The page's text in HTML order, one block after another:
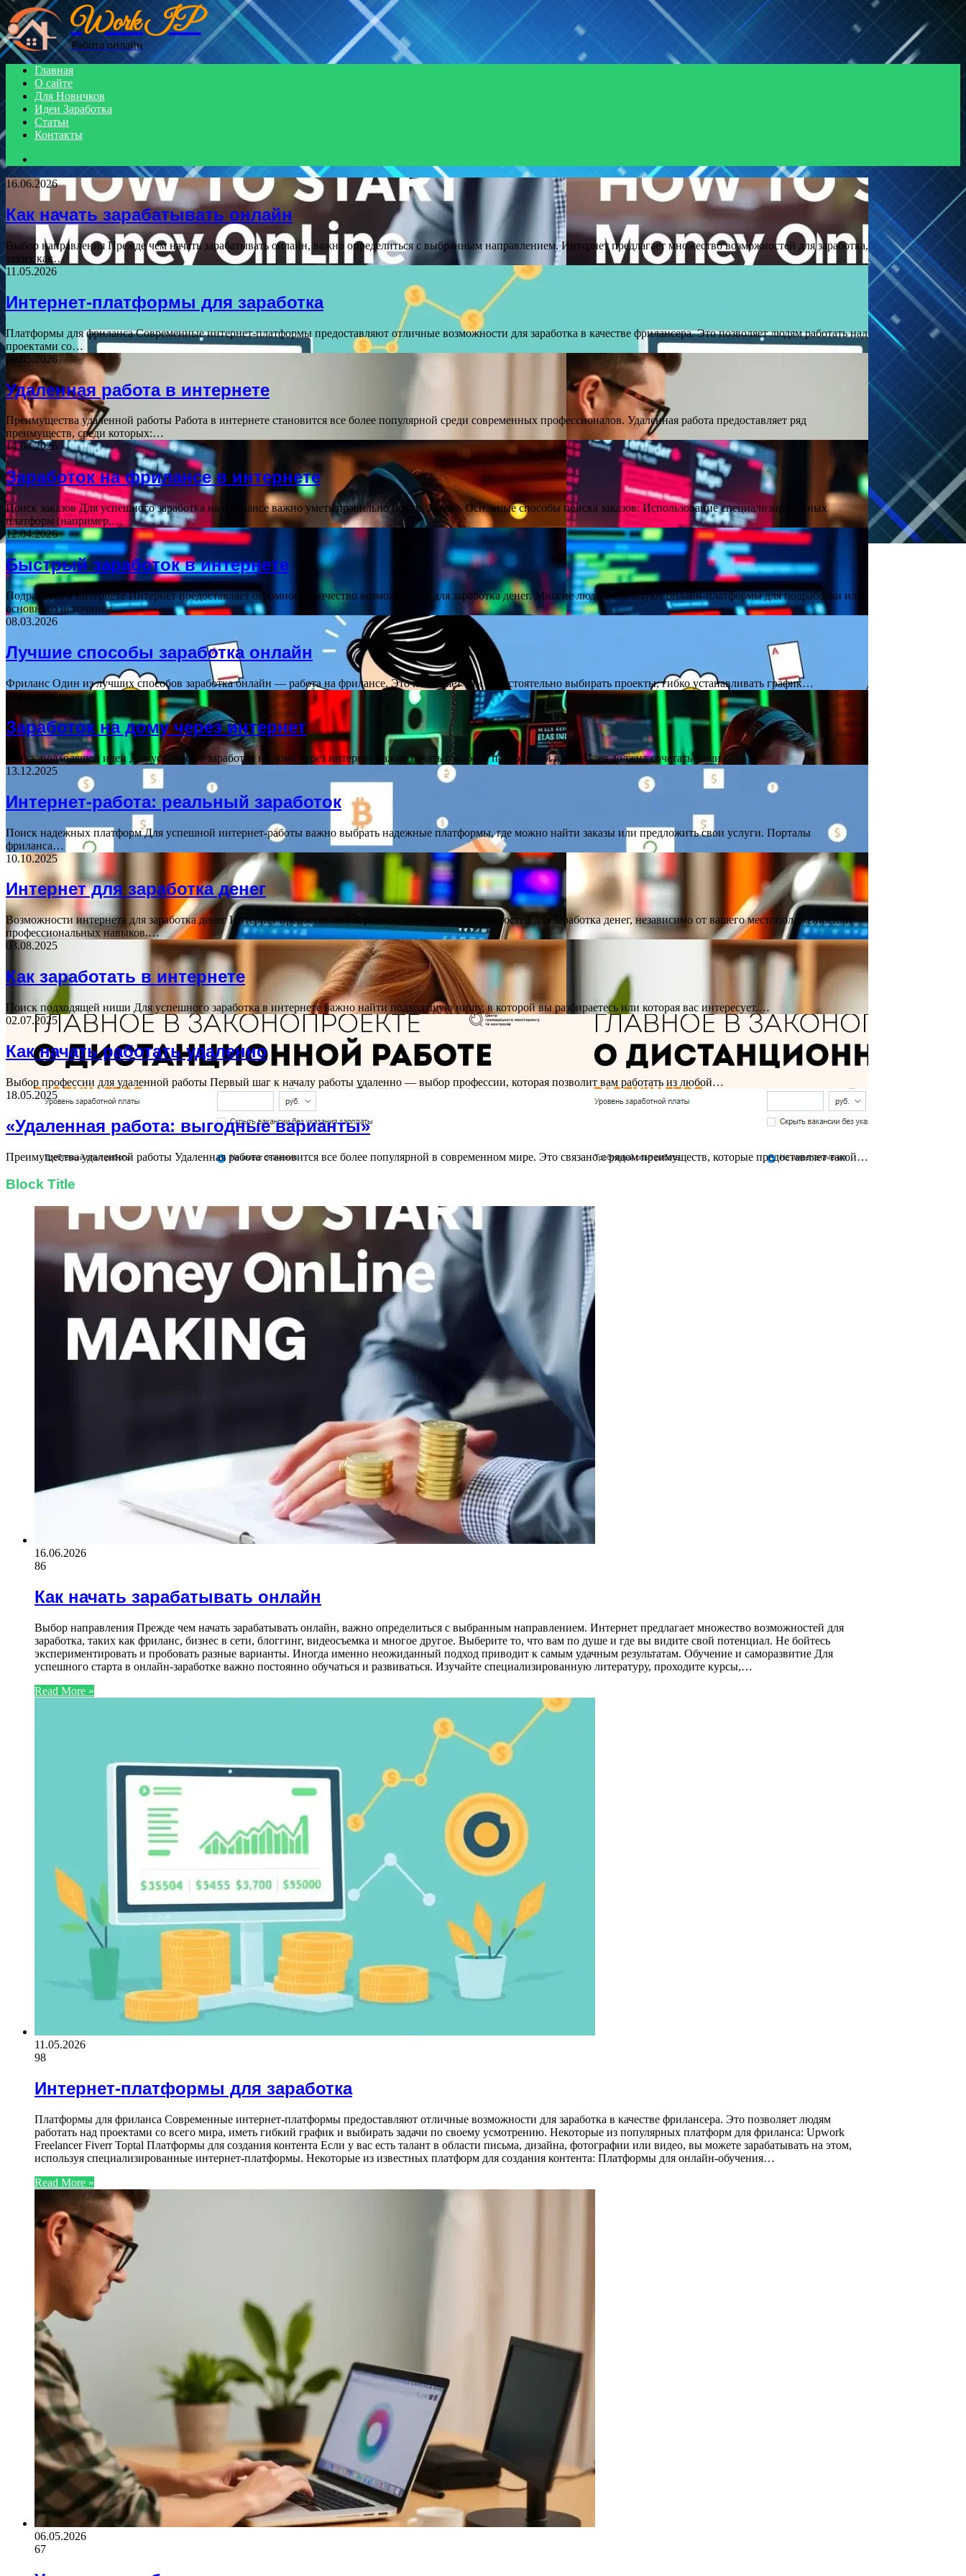
Menu Work IP
Работа онлайн
Главная
О сайте
Для Новичков
Идеи Заработка
Статьи
Контакты
16.06.2026
Как начать зарабатывать онлайн
Выбор направления Прежде чем начать зарабатывать онлайн, важно определиться с выбранным направлением. Интернет предлагает множество возможностей для заработка,
таких как…
11.05.2026
Интернет-платформы для заработка
Платформы для фриланса Современные интернет-платформы предоставляют отличные возможности для заработка в качестве фрилансера. Это позволяет людям работать над
проектами со…
06.05.2026
Удаленная работа в интернете
Преимущества удаленной работы Работа в интернете становится все более популярной среди современных профессионалов. Удаленная работа предоставляет ряд
преимуществ, среди которых:…
14.04.2026
Заработок на фрилансе в интернете
Поиск заказов Для успешного заработка на фрилансе важно уметь правильно искать заказы. Основные способы поиска заказов: Использование специализированных
платформ (например,…
12.04.2026
Быстрый заработок в интернете
Подработка в интернете Интернет предоставляет огромное количество возможностей для заработка денег. Многие люди используют онлайн-платформы для подработки или
основного источника…
08.03.2026
Лучшие способы заработка онлайн
Фриланс Один из лучших способов заработка онлайн — работа на фрилансе. Это позволяет вам самостоятельно выбирать проекты, гибко устанавливать график…
27.01.2026
Заработок на дому через интернет
Поиск подходящей идеи Для успешного заработка на дому через интернет важно начать с выбора подходящей идеи. Идея должна сочетать ваши…
13.12.2025
Интернет-работа: реальный заработок
Поиск надежных платформ Для успешной интернет-работы важно выбрать надежные платформы, где можно найти заказы или предложить свои услуги. Порталы
фриланса…
10.10.2025
Интернет для заработка денег
Возможности интернета для заработка денег Интернет предоставляет огромное количество возможностей для заработка денег, независимо от вашего местоположения или
профессиональных навыков.…
03.08.2025
Как заработать в интернете
Поиск подходящей ниши Для успешного заработка в интернете важно найти подходящую нишу, в которой вы разбираетесь или которая вас интересует.…
02.07.2025
Как начать работать удаленно
Выбор профессии для удаленной работы Первый шаг к началу работы удаленно — выбор профессии, которая позволит вам работать из любой…
18.05.2025
«Удаленная работа: выгодные варианты»
Преимущества удаленной работы Удаленная работа становится все более популярной в современном мире. Это связано с рядом преимуществ, которые предоставляет такой…
Block Title
16.06.2026
86
Как начать зарабатывать онлайн
Выбор направления Прежде чем начать зарабатывать онлайн, важно определиться с выбранным направлением. Интернет предлагает множество возможностей для
заработка, таких как фриланс, бизнес в сети, блоггинг, видеосъемка и многое другое. Выберите то, что вам по душе и где вы видите свой потенциал. Не бойтесь
экспериментировать и пробовать разные варианты. Иногда именно неожиданный подход приводит к самым удачным результатам. Обучение и саморазвитие Для
успешного старта в онлайн-заработке важно постоянно обучаться и развиваться. Изучайте специализированную литературу, проходите курсы,…
Read More »
11.05.2026
98
Интернет-платформы для заработка
Платформы для фриланса Современные интернет-платформы предоставляют отличные возможности для заработка в качестве фрилансера. Это позволяет людям
работать над проектами со всего мира, иметь гибкий график и выбирать задачи по своему усмотрению. Некоторые из популярных платформ для фриланса: Upwork
Freelancer Fiverr Toptal Платформы для создания контента Если у вас есть талант в области письма, дизайна, фотографии или видео, вы можете зарабатывать на этом,
используя специализированные интернет-платформы. Некоторые из известных платформ для создания контента: Платформы для онлайн-обучения…
Read More »
06.05.2026
67